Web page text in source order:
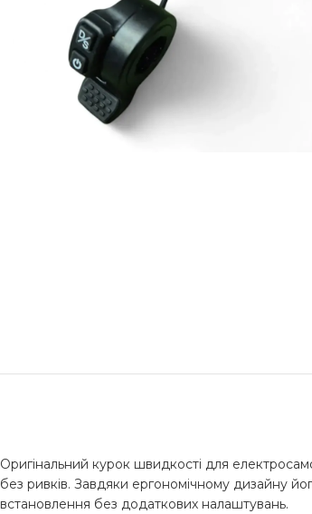
Оригінальний курок швидкості для
без ривків. Завдяки ергономічному дизайну
встановлення без додаткових налаштувань.